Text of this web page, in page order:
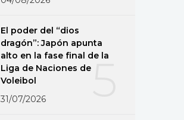
El poder del “dios
dragón”: Japón apunta
alto en la fase final de la
Liga de Naciones de
Voleibol
31/07/2026